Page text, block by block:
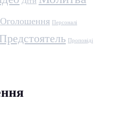
Оголошення Персоналі
Предстоятель Проповіді